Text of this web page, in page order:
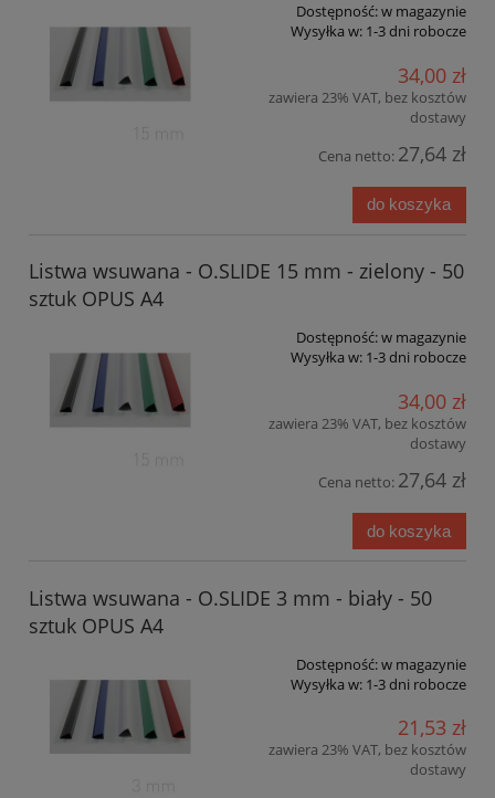
Dostępność:w magazynie
Wysyłka w: 1-3 dni robocze
34,00 zł
zawiera 23% VAT, bez kosztów
dostawy
Cena netto: 27,64 zł
do koszyka
Listwa wsuwana - O.SLIDE 15 mm - zielony - 50
sztuk OPUS A4
Dostępność:w magazynie
Wysyłka w: 1-3 dni robocze
34,00 zł
zawiera 23% VAT, bez kosztów
dostawy
Cena netto: 27,64 zł
do koszyka
Listwa wsuwana - O.SLIDE 3 mm - biały - 50
sztuk OPUS A4
Dostępność:w magazynie
Wysyłka w: 1-3 dni robocze
21,53 zł
zawiera 23% VAT, bez kosztów
dostawy